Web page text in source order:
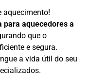
aquecimento!
para aquecedores a
que o
e segura.
a vida útil do seu